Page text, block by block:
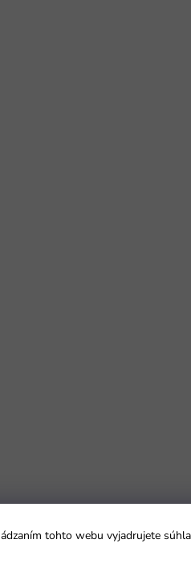
tohto webu vyjadrujete